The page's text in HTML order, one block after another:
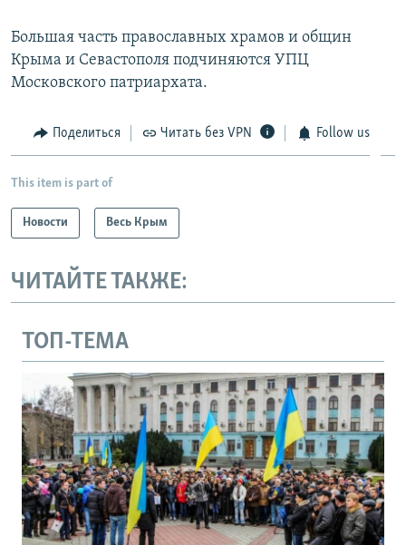
Большая часть православных храмов и общин
Крыма и Севастополя подчиняются УПЦ
Московского патриархата.
Поделиться Читать без VPN Follow us
This item is part of
Новости Весь Крым
ЧИТАЙТЕ ТАКЖЕ:
ТОП-ТЕМА